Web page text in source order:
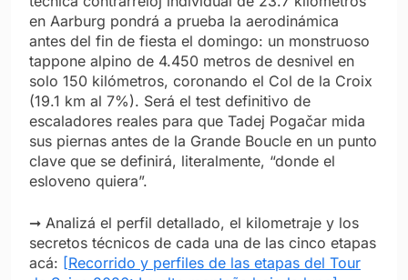
en Aarburg pondrá a prueba la aerodinámica
antes del fin de fiesta el domingo: un monstruoso
tappone alpino de 4.450 metros de desnivel en
solo 150 kilómetros, coronando el Col de la Croix
(19.1 km al 7%). Será el test definitivo de
escaladores reales para que Tadej Pogačar mida
sus piernas antes de la Grande Boucle en un punto
clave que se definirá, literalmente, “donde el
esloveno quiera”.
➞ Analizá el perfil detallado, el kilometraje y los
secretos técnicos de cada una de las cinco etapas
acá: [Recorrido y perfiles de las etapas del Tour